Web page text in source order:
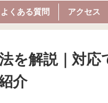
よくある質問 アクセス
を解説｜対応
介